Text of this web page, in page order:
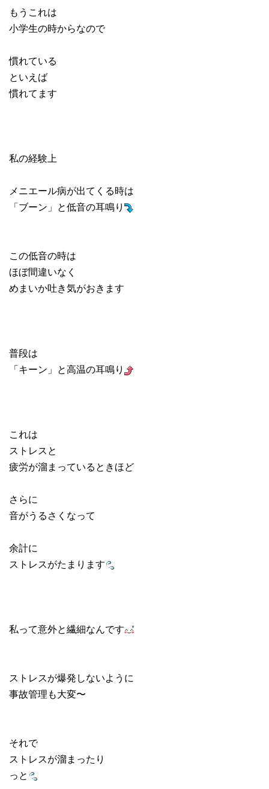
もうこれは
小学生の時からなので
慣れている
といえば
慣れてます
私の経験上
メニエール病が出てくる時は
「ブーン」と低音の耳鳴り
この低音の時は
ほぼ間違いなく
めまいか吐き気がおきます
普段は
「キーン」と高温の耳鳴り
これは
ストレスと
疲労が溜まっているときほど
さらに
音がうるさくなって
余計に
ストレスがたまります
私って意外と繊細なんです
ストレスが爆発しないように
事故管理も大変〜
それで
ストレスが溜まったり
っと